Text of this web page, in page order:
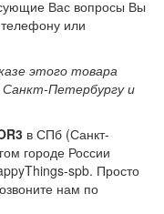
Вас вопросы Вы
или
этого товара
Петербургу и
в СПб (Санкт-
городе России
spb. Просто
нам по